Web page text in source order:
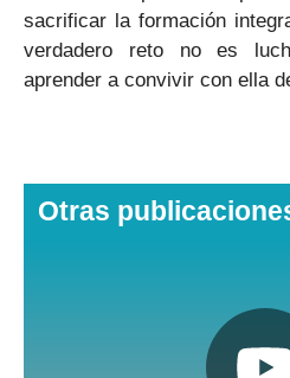
sacrificar la formación
verdadero reto no es
aprender a convivir con ella
Otras